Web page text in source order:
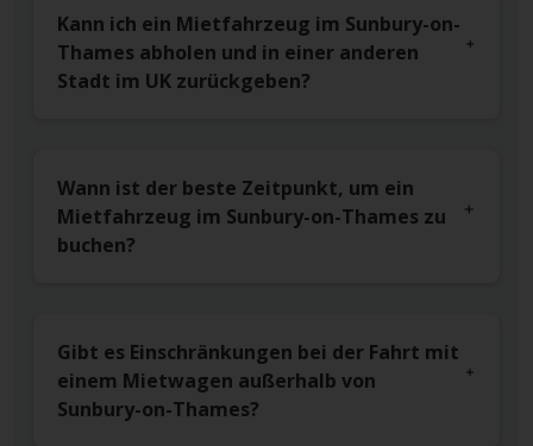
Kann ich ein Mietfahrzeug im Sunbury-on-
Thames abholen und in einer anderen
Stadt im UK zurückgeben?
Wann ist der beste Zeitpunkt, um ein
Mietfahrzeug im Sunbury-on-Thames zu
buchen?
Gibt es Einschränkungen bei der Fahrt mit
einem Mietwagen außerhalb von
Sunbury-on-Thames?